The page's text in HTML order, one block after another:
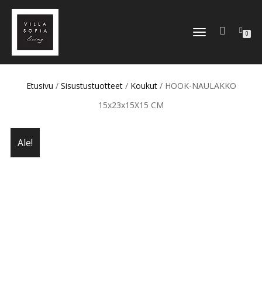
TOGGLE
0
Etusivu / Sisustustuotteet/ Koukut/ HOOK-NAULAKKO
15x23x15X15 CM
Ale!